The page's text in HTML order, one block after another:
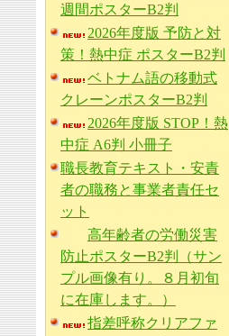
週間ポスターB2判
2026年度版 予防と対
策！熱中症 ポスターB2判
ベトナム語の移動式
クレーンポスターB2判
2026年度版 STOP！熱
中症 A6判 小冊子
職長教育テキスト・安責
者の職務と事業者責任セ
ット
高年齢者の労働災害
防止ポスターB2判（サン
プル画像有り。８月初旬
に在庫します。）
指差呼称クリアファ